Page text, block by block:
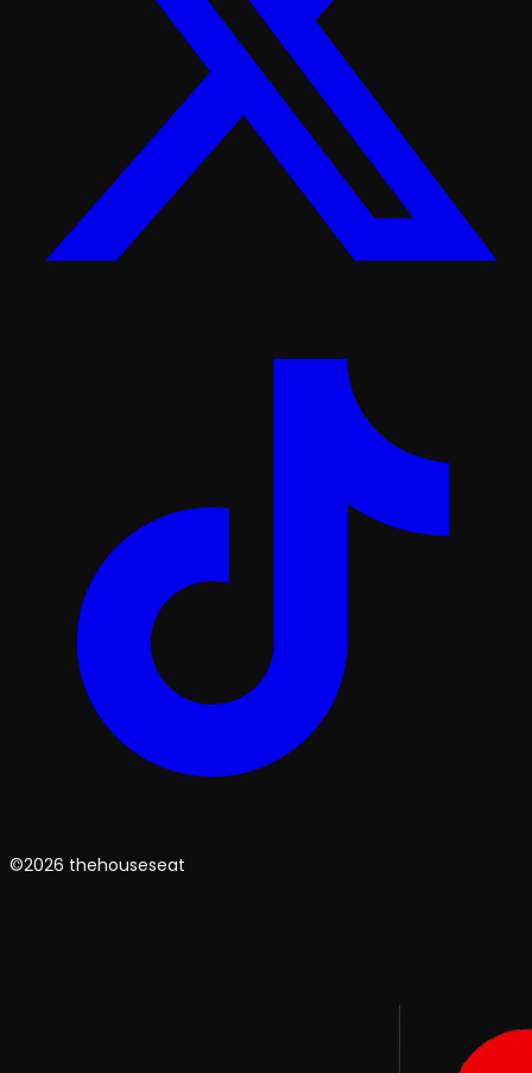
©2026 thehouseseat